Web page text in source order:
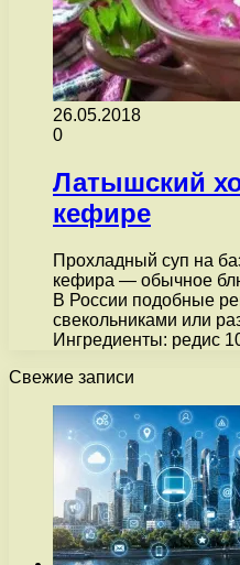
26.05.2018
0
Латышский
кефире
Прохладный суп на
кефира — обычное
В России подобные
свекольниками или
Ингредиенты: редис
Свежие записи